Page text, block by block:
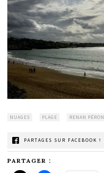
NUAGES PLAGE RENAN PÉRON
PARTAGES SUR FACEBOOK !
PARTAGER :